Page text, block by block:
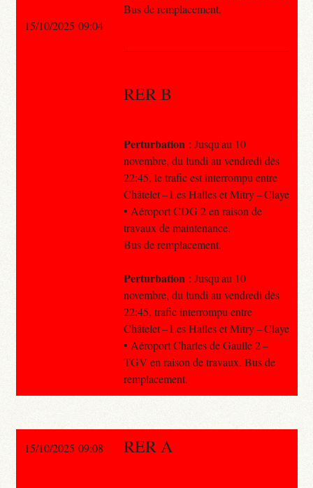
Bus de remplacement.
RER B
Perturbation : Jusqu'au 10
novembre, du lundi au vendredi dès
22:45, le trafic est interrompu entre
Châtelet – Les Halles et Mitry – Claye
• Aéroport CDG 2 en raison de
travaux de maintenance.
Bus de remplacement.
Perturbation : Jusqu'au 10
novembre, du lundi au vendredi dès
22:45, trafic interrompu entre
Châtelet – Les Halles et Mitry – Claye
• Aéroport Charles de Gaulle 2 –
TGV en raison de travaux. Bus de
remplacement.
15/10/2025 09:04
15/10/2025 09:08 RER A